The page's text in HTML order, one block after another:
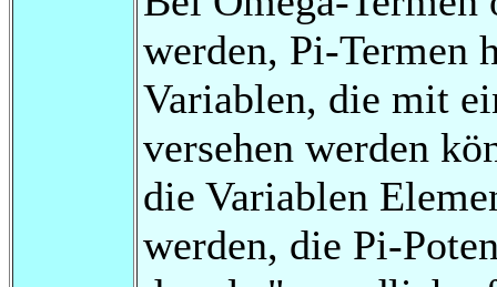
werden, Pi-Termen
Variablen, die mit
versehen werden
die Variablen
werden, die Pi-